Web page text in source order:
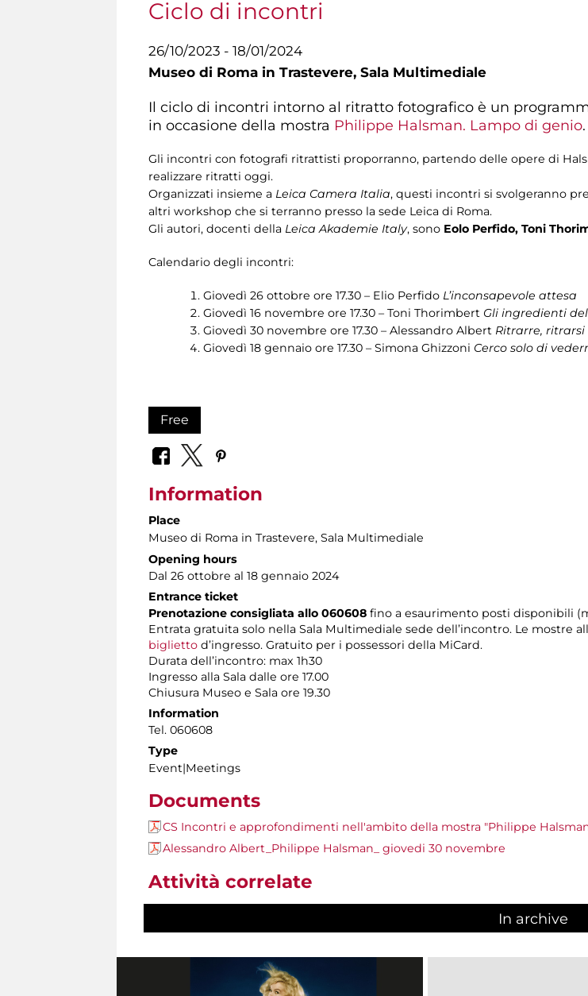
Ciclo di incontri
26/10/2023 - 18/01/2024
Museo di Roma in Trastevere, Sala Multimediale
Il ciclo di incontri intorno al ritratto fotografico è un
in occasione della mostra Philippe Halsman. Lampo di genio.
Gli incontri con fotografi ritrattisti proporranno, partendo delle opere di
realizzare ritratti oggi.
Organizzati insieme a Leica Camera Italia, questi incontri si svolgeranno
altri workshop che si terranno presso la sede Leica di Roma.
Gli autori, docenti della Leica Akademie Italy, sono Eolo Perfido, Toni
Calendario degli incontri:
Giovedì 26 ottobre ore 17.30 – Elio Perfido L’inconsapevole attesa
Giovedì 16 novembre ore 17.30 – Toni Thorimbert Gli ingredienti
Giovedì 30 novembre ore 17.30 – Alessandro Albert Ritrarre, ritrarsi
Giovedì 18 gennaio ore 17.30 – Simona Ghizzoni Cerco solo di
Free
Information
Place
Museo di Roma in Trastevere, Sala Multimediale
Opening hours
Dal 26 ottobre al 18 gennaio 2024
Entrance ticket
Prenotazione consigliata allo 060608 fino a esaurimento posti disponibili
Entrata gratuita solo nella Sala Multimediale sede dell’incontro. Le mostre
biglietto d’ingresso. Gratuito per i possessori della MiCard.
Durata dell’incontro: max 1h30
Ingresso alla Sala dalle ore 17.00
Chiusura Museo e Sala ore 19.30
Information
Tel. 060608
Type
Event|Meetings
Documents
CS Incontri e approfondimenti nell'ambito della mostra "Philippe
Alessandro Albert_Philippe Halsman_ giovedi 30 novembre
Attività correlate
In archive